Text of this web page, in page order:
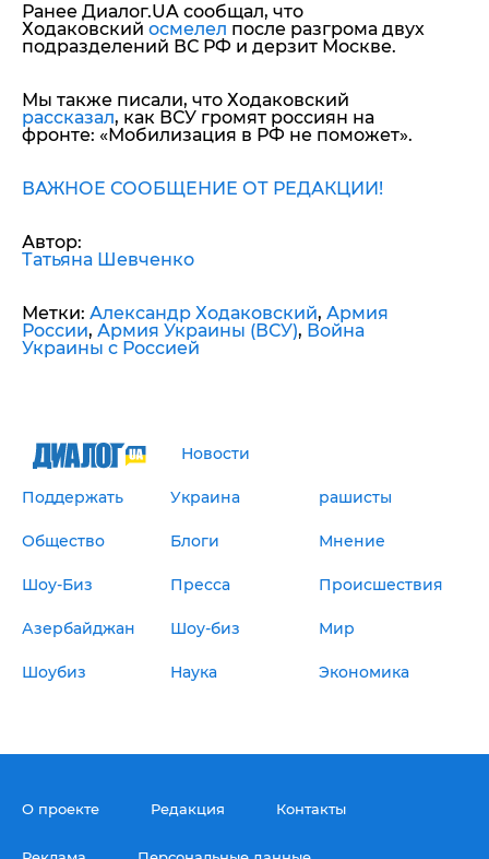
Ранее Диалог.UA сообщал, что
Ходаковский осмелел после разгрома двух
подразделений ВС РФ и дерзит Москве.
Мы также писали, что Ходаковский
рассказал, как ВСУ громят россиян на
фронте: «Мобилизация в РФ не поможет».
ВАЖНОЕ СООБЩЕНИЕ ОТ РЕДАКЦИИ!
Автор:
Татьяна Шевченко
Метки: Александр Ходаковский, Армия
России, Армия Украины (ВСУ), Война
Украины с Россией
Новости
Поддержать Украина рашисты
Общество Блоги Мнение
Шоу-Биз Пресса Происшествия
Азербайджан Шоу-биз Мир
Шоубиз Наука Экономика
О проекте Редакция Контакты